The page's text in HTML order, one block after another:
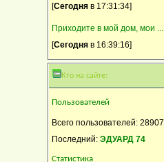
[Сегодня в 17:31:34]
Приходите в мой дом, мои ...
[Сегодня в 16:39:16]
Кто на сайте:
Пользователей
Всего пользователей: 28907
Последний: ЭДУАРД 74
Статистика